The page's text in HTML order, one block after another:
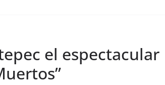
el espectacular